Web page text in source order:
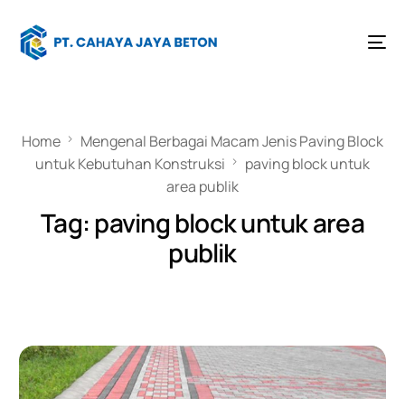
Home
Mengenal Berbagai Macam Jenis Paving Block
untuk Kebutuhan Konstruksi
paving block untuk
area publik
Tag: paving block untuk area
publik